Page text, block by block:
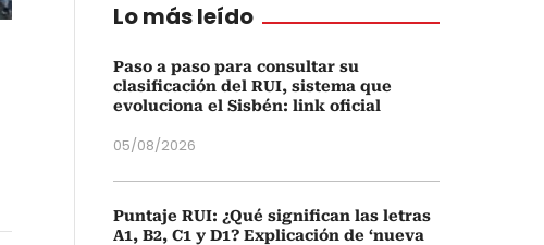
Lo más leído
Paso a paso para consultar su
clasificación del RUI, sistema que
evoluciona el Sisbén: link oficial
05/08/2026
Puntaje RUI: ¿Qué significan las letras
A1, B2, C1 y D1? Explicación de ‘nueva